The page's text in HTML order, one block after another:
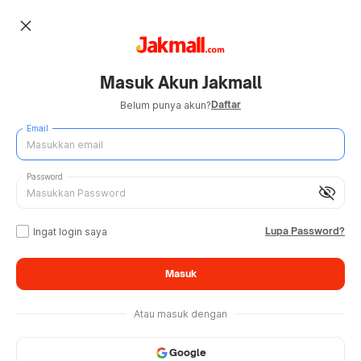
close
Masuk Akun Jakmall
Belum punya akun?Daftar
Email
visibility_off
Password
Ingat login saya Lupa Password?
Masuk
Atau masuk dengan
Google